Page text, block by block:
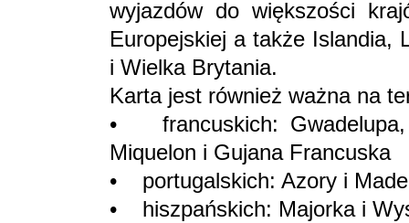
wyjazdów do większości
Europejskiej a także Islandia,
i Wielka Brytania.
Karta jest również ważna na
• francuskich: Gwadelupa,
Miquelon i Gujana Francuska
• portugalskich: Azory i
• hiszpańskich: Majorka i